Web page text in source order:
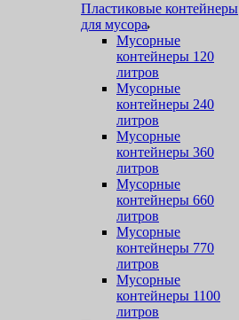
Пластиковые контейнеры
для мусора
Мусорные
контейнеры 120
литров
Мусорные
контейнеры 240
литров
Мусорные
контейнеры 360
литров
Мусорные
контейнеры 660
литров
Мусорные
контейнеры 770
литров
Мусорные
контейнеры 1100
литров